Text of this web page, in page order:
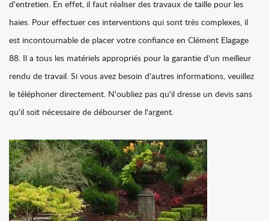
d'entretien. En effet, il faut réaliser des travaux de taille pour les
haies. Pour effectuer ces interventions qui sont très complexes, il
est incontournable de placer votre confiance en Clément Elagage
88. Il a tous les matériels appropriés pour la garantie d'un meilleur
rendu de travail. Si vous avez besoin d'autres informations, veuillez
le téléphoner directement. N'oubliez pas qu'il dresse un devis sans
qu'il soit nécessaire de débourser de l'argent.